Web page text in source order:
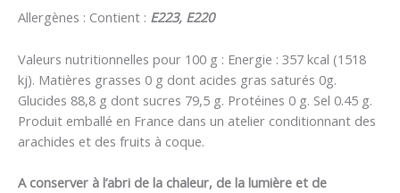
Allergènes : Contient : E223, E220
Valeurs nutritionnelles pour 100 g : Energie : 357 kcal (1518
kj). Matières grasses 0 g dont acides gras saturés 0g.
Glucides 88,8 g dont sucres 79,5 g. Protéines 0 g. Sel 0.45 g.
Produit emballé en France dans un atelier conditionnant des
arachides et des fruits à coque.
A conserver à l’abri de la chaleur, de la lumière et de